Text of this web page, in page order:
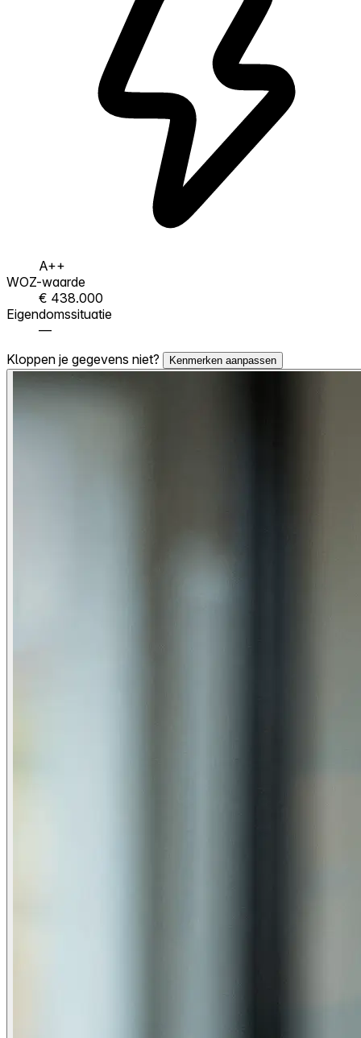
A++
WOZ-waarde
€ 438.000
Eigendomssituatie
—
Kloppen je gegevens niet?
Kenmerken aanpassen